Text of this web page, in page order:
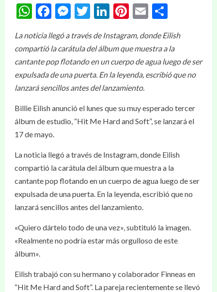
WhatsApp
Facebook
Messenger
Twitter
LinkedIn
Pinterest
Email
La noticia llegó a través de Instagram, donde Eilish
compartió la carátula del álbum que muestra a la
cantante pop flotando en un cuerpo de agua luego de ser
expulsada de una puerta. En la leyenda, escribió que no
lanzará sencillos antes del lanzamiento.
Billie Eilish anunció el lunes que su muy esperado tercer
álbum de estudio, “Hit Me Hard and Soft”, se lanzará el
17 de mayo.
La noticia llegó a través de Instagram, donde Eilish
compartió la carátula del álbum que muestra a la
cantante pop flotando en un cuerpo de agua luego de ser
expulsada de una puerta. En la leyenda, escribió que no
lanzará sencillos antes del lanzamiento.
«Quiero dártelo todo de una vez», subtituló la imagen.
«Realmente no podría estar más orgulloso de este
álbum».
Eilish trabajó con su hermano y colaborador Finneas en
“Hit Me Hard and Soft”. La pareja recientemente se llevó